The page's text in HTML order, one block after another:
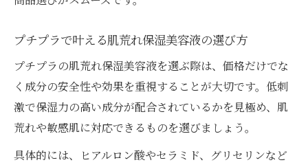
プチプラで叶える肌荒れ保湿美容液の選び方
プチプラの肌荒れ保湿美容液を選ぶ際は、価格だけでな
く成分の安全性や効果を重視することが大切です。低刺
激で保湿力の高い成分が配合されているかを見極め、肌
荒れや敏感肌に対応できるものを選びましょう。
具体的には、ヒアルロン酸やセラミド、グリセリンなど